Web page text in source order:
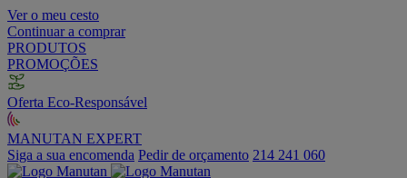
Ver o meu cesto
Continuar a comprar
PRODUTOS
PROMOÇÕES
Oferta Eco-Responsável
MANUTAN EXPERT
Siga a sua encomenda Pedir de orçamento 214 241 060